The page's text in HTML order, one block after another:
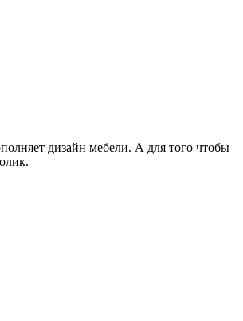
дизайн мебели. А для того чтобы